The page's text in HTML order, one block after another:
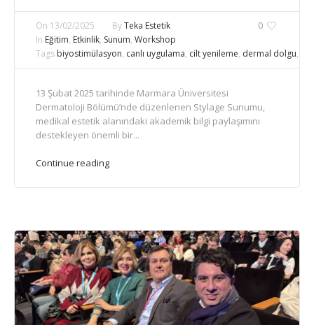
0
On 13/02/2025 ByTeka Estetik
In Eğitim, Etkinlik, Sunum, Workshop
Tags biyostimülasyon, canlı uygulama, cilt yenileme, dermal dolgu,
13 Şubat 2025 tarihinde Marmara Üniversitesi
Dermatoloji Bölümü’nde düzenlenen Stylage Sunumu,
medikal estetik alanındaki akademik bilgi paylaşımını
destekleyen önemli bir...
Continue reading